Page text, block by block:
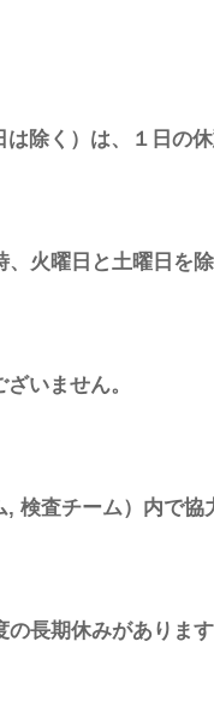
除く）は、１日の
火曜日と土曜日を
いません。
検査チーム）内で協
長期休みがあります